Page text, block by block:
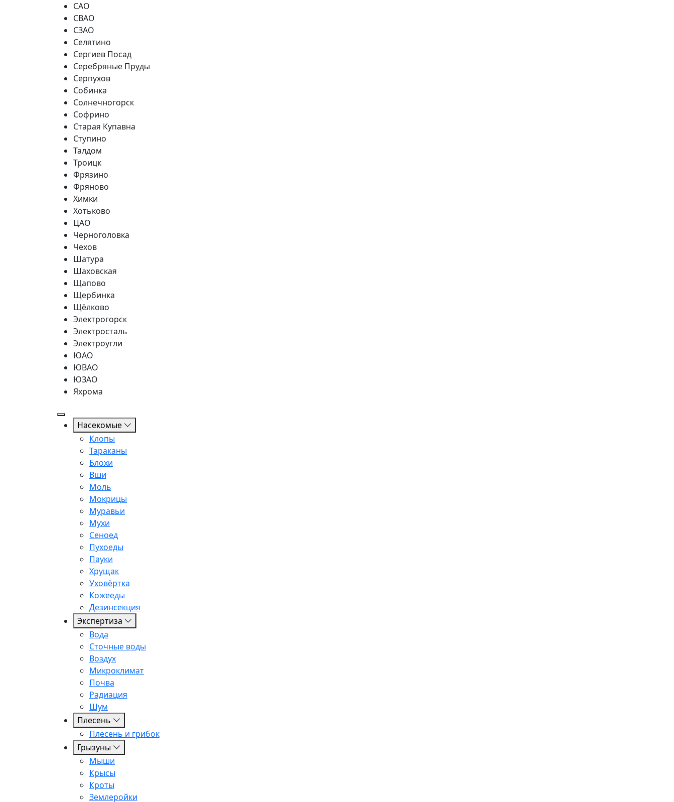
САО
СВАО
СЗАО
Селятино
Сергиев Посад
Серебряные Пруды
Серпухов
Собинка
Солнечногорск
Софрино
Старая Купавна
Ступино
Талдом
Троицк
Фрязино
Фряново
Химки
Хотьково
ЦАО
Черноголовка
Чехов
Шатура
Шаховская
Щапово
Щербинка
Щёлково
Электрогорск
Электросталь
Электроугли
ЮАО
ЮВАО
ЮЗАО
Яхрома
Насекомые
Клопы
Тараканы
Блохи
Вши
Моль
Мокрицы
Муравьи
Мухи
Сеноед
Пухоеды
Пауки
Хрущак
Уховёртка
Кожееды
Дезинсекция
Экспертиза
Вода
Сточные воды
Воздух
Микроклимат
Почва
Радиация
Шум
Плесень
Плесень и грибок
Грызуны
Мыши
Крысы
Кроты
Землеройки